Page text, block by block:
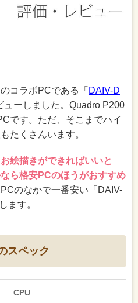
コラボPCである「 DAIV-D
ューしました。Quadro P200
です。ただ、そこまでハイ
たくさんいます。
絵描きができればいいと
ら格安PCのほうがおすすめ
のなかで一番安い「DAIV-
ます。
スペック
CPU